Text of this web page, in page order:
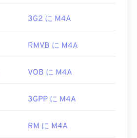
3G2 に M4A
RMVB に M4A
VOB に M4A
3GPP に M4A
RM に M4A